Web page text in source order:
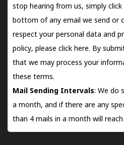
stop hearing from us, simply
bottom of any email we send or
respect your personal data and
policy, please click here. By
that we may process your
these terms.
Mail Sending Intervals: We do
a month, and if there are any
than 4 mails in a month will